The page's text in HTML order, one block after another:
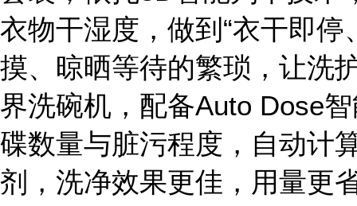
衣物干湿度，做到“衣干即
摸、晾晒等待的繁琐，让洗
界洗碗机，配备Auto Dose
碟数量与脏污程度，自动计
剂，洗净效果更佳，用量更